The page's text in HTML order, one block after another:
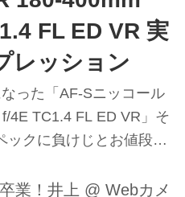
FL ED VR 実
レッション
った「AF-Sニッコール
4E TC1.4 FL ED VR」そ
ックに負けじとお値段も
ので､まずは借りてみて
業！井上 @ Webカメ